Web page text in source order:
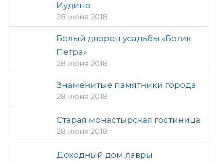
Иудино
28 июня 2018
Белый дворец усадьбы «Ботик
Петра»
28 июня 2018
Знаменитые памятники города
28 июня 2018
Старая монастырская гостиница
28 июня 2018
Доходный дом лавры